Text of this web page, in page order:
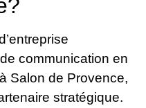
communication en
Salon de Provence,
stratégique.